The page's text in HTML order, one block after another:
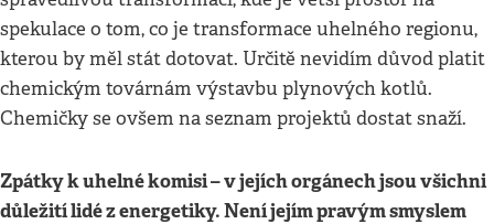
spekulace o tom, co je transformace uhelného regionu,
kterou by měl stát dotovat. Určitě nevidím důvod platit
chemickým továrnám výstavbu plynových kotlů.
Chemičky se ovšem na seznam projektů dostat snaží.
Zpátky k uhelné komisi – v jejích orgánech jsou všichni
důležití lidé z energetiky. Není jejím pravým smyslem